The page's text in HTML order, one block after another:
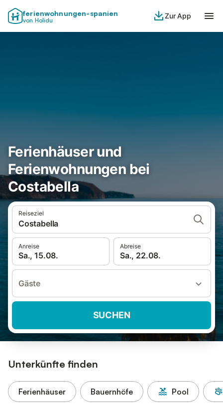
ferienwohnungen-spanien
von Holidu
Zur App
Ferienhäuser und
Ferienwohnungen bei
Costabella
Reiseziel
Costabella
Anreise
Sa., 15.08.
Abreise
Sa., 22.08.
Gäste
SUCHEN
Unterkünfte finden
Ferienhäuser Bauernhöfe Pool